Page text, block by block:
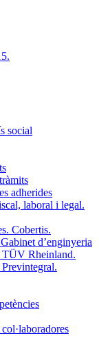
social
adherides
laboral i legal.
Cobertis.
d’enginyeria
TÜV Rheinland.